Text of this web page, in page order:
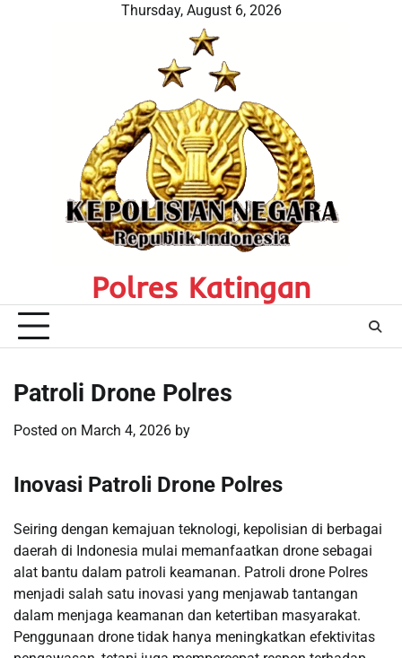
Thursday, August 6, 2026
Polres Katingan
Patroli Drone Polres
Posted on March 4, 2026 by
Inovasi Patroli Drone Polres
Seiring dengan kemajuan teknologi, kepolisian di berbagai
daerah di Indonesia mulai memanfaatkan drone sebagai
alat bantu dalam patroli keamanan. Patroli drone Polres
menjadi salah satu inovasi yang menjawab tantangan
dalam menjaga keamanan dan ketertiban masyarakat.
Penggunaan drone tidak hanya meningkatkan efektivitas